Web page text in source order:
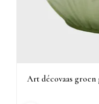
Art décovaas groen